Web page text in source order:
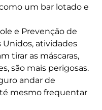
um bar lotado e
e Prevenção de
Unidos, atividades
tirar as máscaras,
são mais perigosas.
andar de
mesmo frequentar